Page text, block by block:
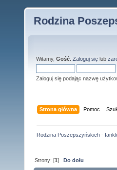
Rodzina
Witamy, Gość Zaloguj się lub
Zaloguj się podając nazwę
Strona główna Pomoc
Rodzina Poszepszyńskich -
Strony: [1]Do dołu